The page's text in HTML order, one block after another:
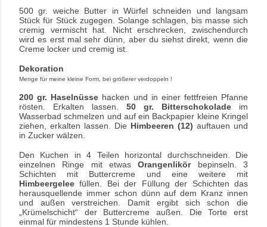
500 gr. weiche Butter in Würfel schneiden und langsam
Stück für Stück zugegen. Solange schlagen, bis masse sich
cremig vermischt hat. Nicht erschrecken, zwischendurch
wird es erst mal sehr dünn, aber du siehst direkt, wenn die
Creme locker und cremig ist.
Dekoration
Menge für meine kleine Form, bei größerer verdoppeln !
200 gr. Haselnüsse hacken und in einer fettfreien Pfanne
rösten. Erkalten lassen. 50 gr. Bitterschokolade im
Wasserbad schmelzen und auf ein Backpapier kleine Kringel
ziehen, erkalten lassen. Die Himbeeren (12) auftauen und
in Zucker wälzen.
Den Kuchen in 4 Teilen horizontal durchschneiden. Die
einzelnen Ringe mit etwasOrangenlikörbepinseln. 3
Schichten mit Buttercreme und eine weitere mit
Himbeergeleefüllen. Bei der Füllung der Schichten das
herausquellende immer schon dünn auf dem Kranz innen
und außen verstreichen. Damit ergibt sich schon die
„Krümelschicht“ der Buttercreme außen. Die Torte erst
einmal für mindestens 1 Stunde kühlen.